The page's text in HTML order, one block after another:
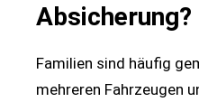
Absicherung?
Familien sind häufig
mehreren Fahrzeugen